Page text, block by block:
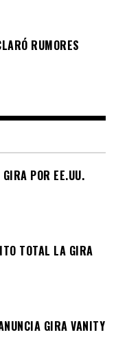
RUMORES
POR EE.UU.
TOTAL LA GIRA
GIRA VANITY